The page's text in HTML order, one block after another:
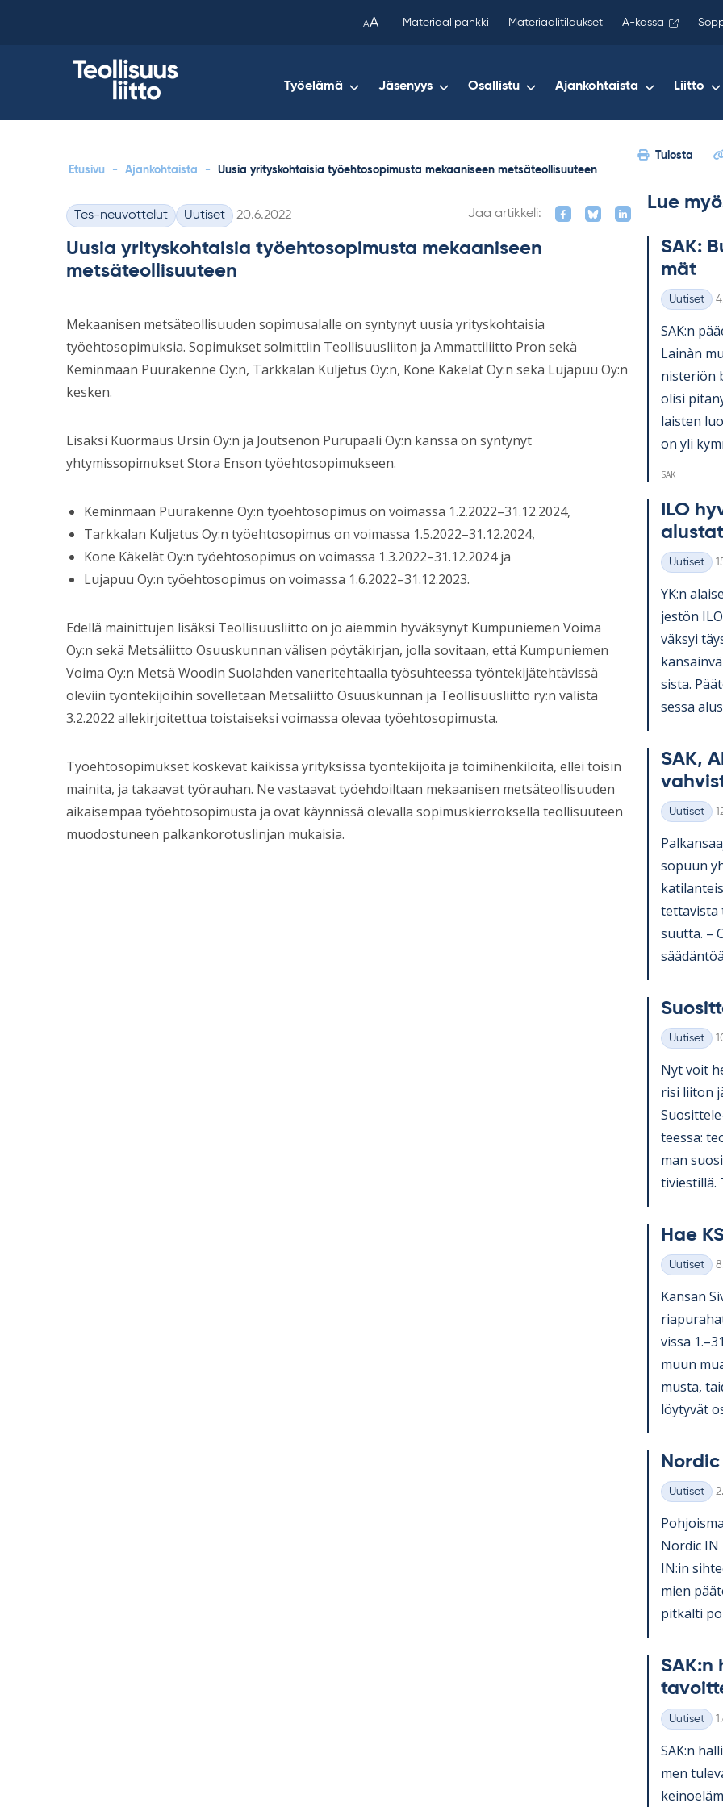
AA Materiaalipankki Materiaalitilaukset A-kassa
Työelämä Jäsenyys Osallistu Ajankohtaista Liitto
Etusivu - Ajankohtaista - Uusia yrityskohtaisia työehtosopimusta mekaaniseen metsäteollisuuteen
Tulosta
Kategoriat
Tes-neuvottelut Uutiset Kirjoitettu
20.6.2022 Jaa artikkeli:
Uusia yrityskohtaisia työehtosopimusta mekaaniseen
metsäteollisuuteen
Mekaanisen metsäteollisuuden sopimusalalle on syntynyt uusia yrityskohtaisia
työehtosopimuksia. Sopimukset solmittiin Teollisuusliiton ja Ammattiliitto Pron sekä
Keminmaan Puurakenne Oy:n, Tarkkalan Kuljetus Oy:n, Kone Käkelät Oy:n sekä Lujapuu Oy:n
kesken.
Lisäksi Kuormaus Ursin Oy:n ja Joutsenon Purupaali Oy:n kanssa on syntynyt
yhtymissopimukset Stora Enson työehtosopimukseen.
Keminmaan Puurakenne Oy:n työehtosopimus on voimassa 1.2.2022–31.12.2024,
Tarkkalan Kuljetus Oy:n työehtosopimus on voimassa 1.5.2022–31.12.2024,
Kone Käkelät Oy:n työehtosopimus on voimassa 1.3.2022–31.12.2024 ja
Lujapuu Oy:n työehtosopimus on voimassa 1.6.2022–31.12.2023.
Edellä mainittujen lisäksi Teollisuusliitto on jo aiemmin hyväksynyt Kumpuniemen Voima
Oy:n sekä Metsäliitto Osuuskunnan välisen pöytäkirjan, jolla sovitaan, että Kumpuniemen
Voima Oy:n Metsä Woodin Suolahden vaneritehtaalla työsuhteessa työntekijätehtävissä
oleviin työntekijöihin sovelletaan Metsäliitto Osuuskunnan ja Teollisuusliitto ry:n välistä
3.2.2022 allekirjoitettua toistaiseksi voimassa olevaa työehtosopimusta.
Työehtosopimukset koskevat kaikissa yrityksissä työntekijöitä ja toimihenkilöitä, ellei toisin
mainita, ja takaavat työrauhan. Ne vastaavat työehdoiltaan mekaanisen metsäteollisuuden
aikaisempaa työehtosopimusta ja ovat käynnissä olevalla sopimuskierroksella teollisuuteen
muodostuneen palkankorotuslinjan mukaisia.
Lue
SAK:
mät
Kategoriat
Uutiset
SAK:n
Lainàn
nis­te­riön
olisi
lais­ten
on yli
SAK
ILO
Kategoriat
Uutiset
YK:n
jes­tön
väk­syi
sista.
sessa
SAK,
Kategoriat
Uutiset
so­puun
tet­ta­vista
suutta. –
Kategoriat
Uutiset
Nyt voit
risi lii­ton
teessa:
man
ti­vies­tillä.
Hae
Kategoriat
Uutiset
Kan­san
vissa
muun
musta,
löy­ty­vät
Kategoriat
Uutiset
Nor­dic IN
IN:in
mien
pit­kälti
SAK:n
Kategoriat
Uutiset
SAK:n
men
copied
your
clipboard.)